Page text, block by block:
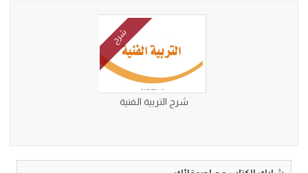
شرح
شرح التربية الفنية